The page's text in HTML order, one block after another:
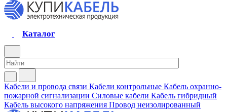
Каталог
Кабели и провода связи Кабели контрольные Кабель охранно-
пожарной сигнализации Силовые кабели Кабель гибридный
Кабель высокого напряжения Провод неизолированный